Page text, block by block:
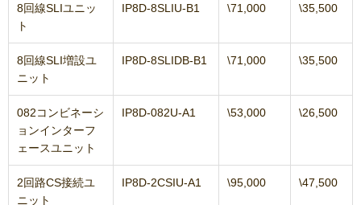
8回線SLIユニッ
ト
IP8D-8SLIU-B1 \71,000 \35,500
8回線SLI増設ユ
ニット
IP8D-8SLIDB-B1 \71,000 \35,500
082コンビネーシ
ョンインターフ
ェースユニット
IP8D-082U-A1 \53,000 \26,500
2回路CS接続ユ
ニット
IP8D-2CSIU-A1 \95,000 \47,500